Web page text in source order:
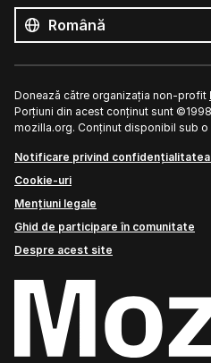
limbile
Limbă
Donează către organizația non-profit
Porțiuni din acest conținut sunt
mozilla.org. Conținut disponibil sub o
Notificare privind
Cookie-uri
Mențiuni legale
Ghid de participare în comunitate
Despre acest site